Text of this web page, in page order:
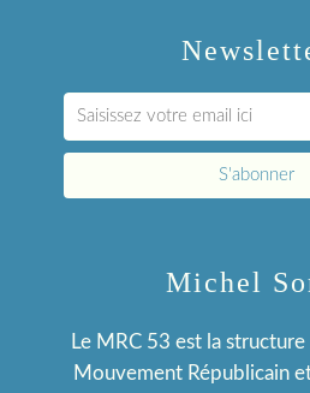
Michel
Le MRC 53 est la
Mouvement Républicain